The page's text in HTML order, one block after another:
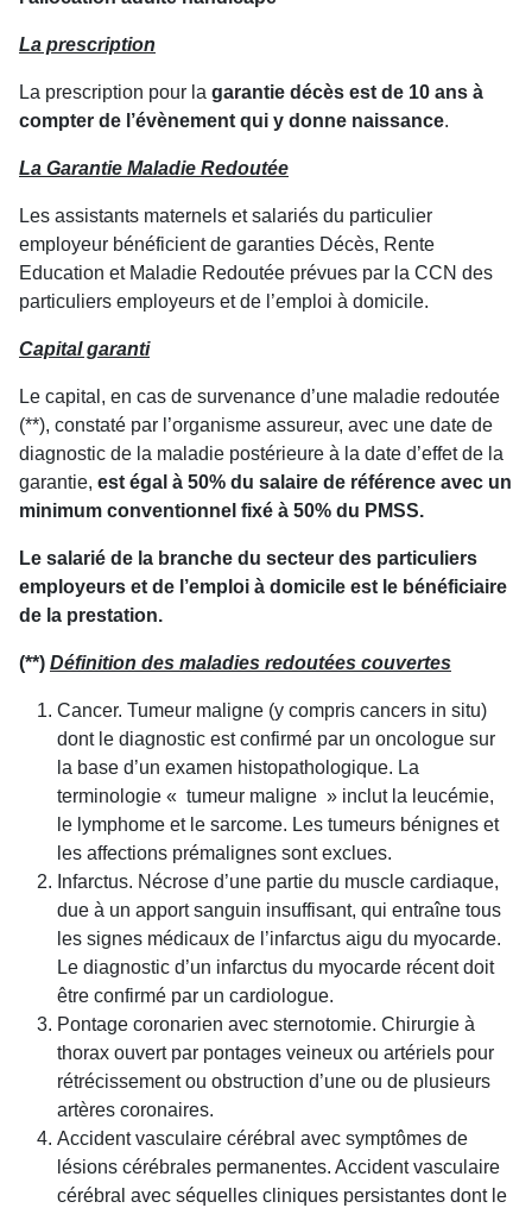
La prescription
La prescription pour la garantie décès est de 10 ans à
compter de l’évènement qui y donne naissance.
La Garantie Maladie Redoutée
Les assistants maternels et salariés du particulier
employeur bénéficient de garanties Décès, Rente
Education et Maladie Redoutée prévues par la CCN des
particuliers employeurs et de l’emploi à domicile.
Capital garanti
Le capital, en cas de survenance d’une maladie redoutée
(**), constaté par l’organisme assureur, avec une date de
diagnostic de la maladie postérieure à la date d’effet de la
garantie, est égal à 50% du salaire de référence avec un
minimum conventionnel fixé à 50% du PMSS.
Le salarié de la branche du secteur des particuliers
employeurs et de l’emploi à domicile est le bénéficiaire
de la prestation.
(**) Définition des maladies redoutées couvertes
Cancer. Tumeur maligne (y compris cancers in situ)
dont le diagnostic est confirmé par un oncologue sur
la base d’un examen histopathologique. La
terminologie « tumeur maligne » inclut la leucémie,
le lymphome et le sarcome. Les tumeurs bénignes et
les affections prémalignes sont exclues.
Infarctus. Nécrose d’une partie du muscle cardiaque,
due à un apport sanguin insuffisant, qui entraîne tous
les signes médicaux de l’infarctus aigu du myocarde.
Le diagnostic d’un infarctus du myocarde récent doit
être confirmé par un cardiologue.
Pontage coronarien avec sternotomie. Chirurgie à
thorax ouvert par pontages veineux ou artériels pour
rétrécissement ou obstruction d’une ou de plusieurs
artères coronaires.
Accident vasculaire cérébral avec symptômes de
lésions cérébrales permanentes. Accident vasculaire
cérébral avec séquelles cliniques persistantes dont le